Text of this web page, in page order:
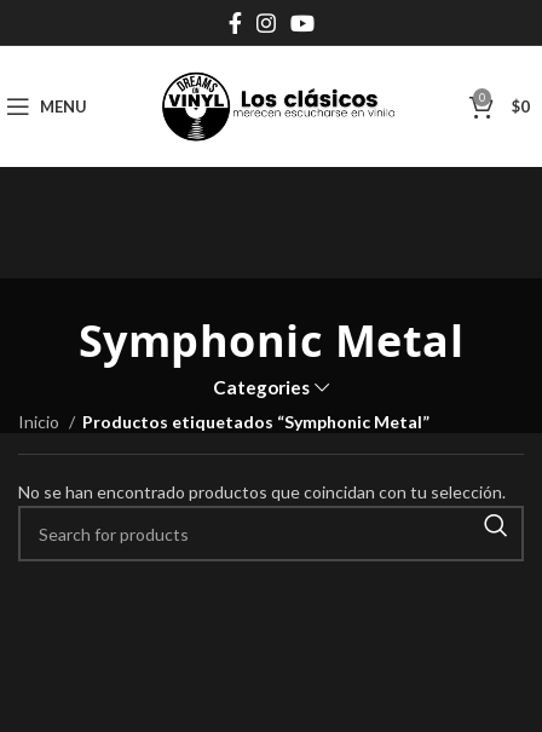
MENU 0 $0
Symphonic Metal
Categories
Inicio Productos etiquetados “Symphonic Metal”
No se han encontrado productos que coincidan con tu selección.